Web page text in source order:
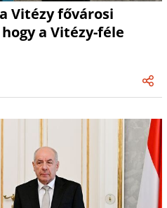
Vitézy fővárosi
a Vitézy-féle